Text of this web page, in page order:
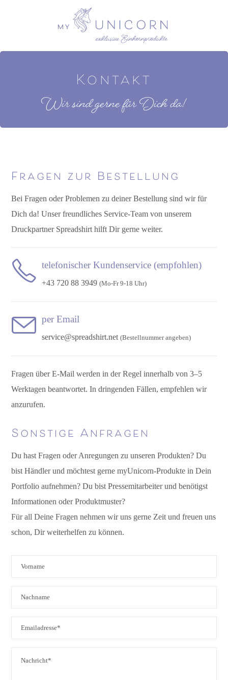
Kontakt
Wir sind gerne für Dich da!
Fragen zur Bestellung
Bei Fragen oder Problemen zu deiner Bestellung sind wir für
Dich da! Unser freundliches Service-Team von unserem
Druckpartner Spreadshirt hilft Dir gerne weiter.
telefonischer Kundenservice (empfohlen)
+43 720 88 3949(Mo-Fr 9-18 Uhr)
per Email
service@spreadshirt.net(Bestellnummer angeben)
Fragen über E-Mail werden in der Regel innerhalb von 3–5
Werktagen beantwortet. In dringenden Fällen, empfehlen wir
anzurufen.
Sonstige Anfragen
Du hast Fragen oder Anregungen zu unseren Produkten? Du
bist Händler und möchtest gerne myUnicorn-Produkte in Dein
Portfolio aufnehmen? Du bist Pressemitarbeiter und benötigst
Informationen oder Produktmuster?
Für all Deine Fragen nehmen wir uns gerne Zeit und freuen uns
schon, Dir weiterhelfen zu können.